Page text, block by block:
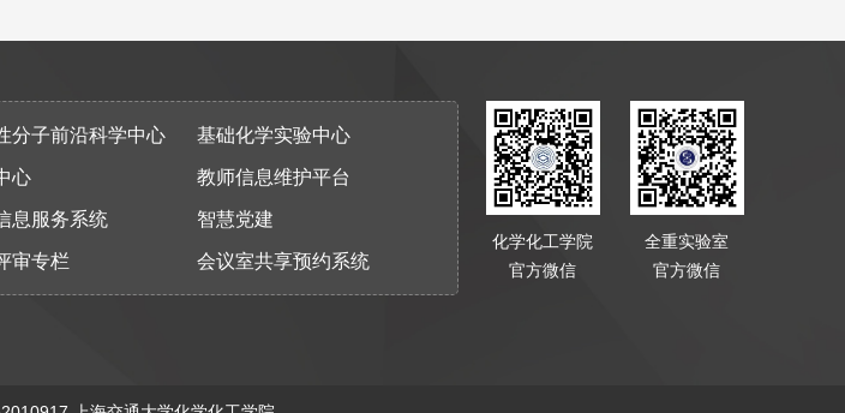
分子前沿科学中心 基础化学实验中心
心 教师信息维护平台
息服务系统 智慧党建
审专栏 会议室共享预约系统
全重实验室
官方微信
化学化工学院
官方微信